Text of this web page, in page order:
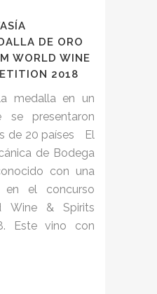
DE ORO
WORLD WINE
2018
medalla en un
se presentaron
de 20 países El
de Bodega
con una
en el concurso
Wine & Spirits
Este vino con